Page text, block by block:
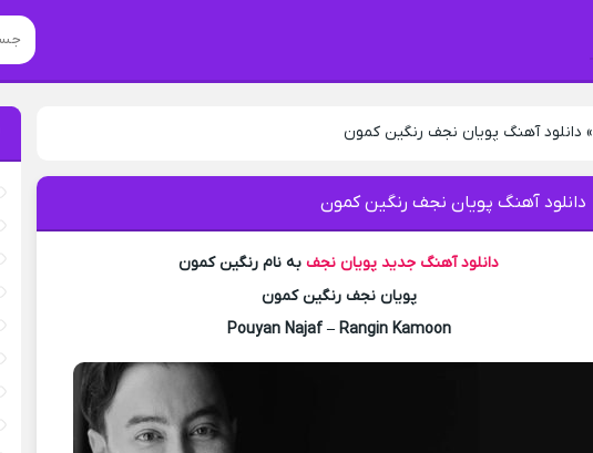
» دانلود آهنگ پویان نجف رنگین کمون
دانلود آهنگ پویان نجف رنگین کمون
دانلود آهنگ جدید پویان نجفبه نام رنگین کمون
پویان نجف رنگین کمون
Pouyan Najaf – Rangin Kamoon